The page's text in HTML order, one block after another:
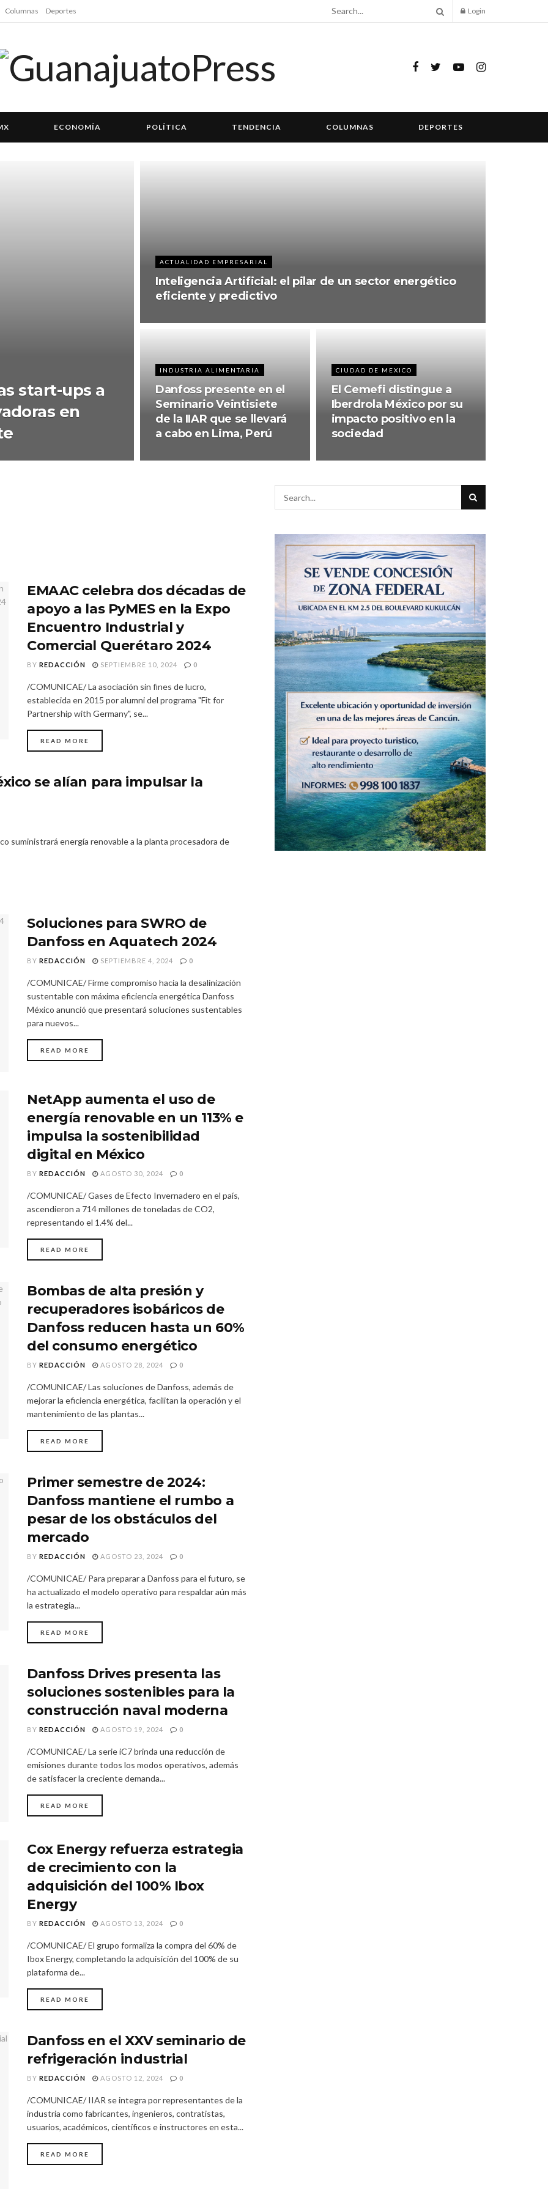
Columnas Deportes Login
ECONOMÍA POLÍTICA TENDENCIA COLUMNAS DEPORTES
start-ups a
en
ACTUALIDAD EMPRESARIAL
Inteligencia Artificial: el pilar de un sector energético
eficiente y predictivo
INDUSTRIA ALIMENTARIA
Danfoss presente en el
Seminario Veintisiete
de la IIAR que se llevará
a cabo en Lima, Perú
CIUDAD DE MEXICO
El Cemefi distingue a
Iberdrola México por su
impacto positivo en la
sociedad
EMAAC celebra dos décadas de
apoyo a las PyMES en la Expo
Encuentro Industrial y
Comercial Querétaro 2024
BY REDACCIÓN SEPTIEMBRE 10, 2024 0
/COMUNICAE/ La asociación sin fines de lucro,
establecida en 2015 por alumni del programa "Fit for
Partnership with Germany", se...
READ MORE
se alían para impulsar la
suministrará energía renovable a la planta procesadora de
Soluciones para SWRO de
Danfoss en Aquatech 2024
BY REDACCIÓN SEPTIEMBRE 4, 2024 0
/COMUNICAE/ Firme compromiso hacia la desalinización
sustentable con máxima eficiencia energética Danfoss
México anunció que presentará soluciones sustentables
para nuevos...
READ MORE
NetApp aumenta el uso de
energía renovable en un 113% e
impulsa la sostenibilidad
digital en México
BY REDACCIÓN AGOSTO 30, 2024 0
/COMUNICAE/ Gases de Efecto Invernadero en el país,
ascendieron a 714 millones de toneladas de CO2,
representando el 1.4% del...
READ MORE
Bombas de alta presión y
recuperadores isobáricos de
Danfoss reducen hasta un 60%
del consumo energético
BY REDACCIÓN AGOSTO 28, 2024 0
/COMUNICAE/ Las soluciones de Danfoss, además de
mejorar la eficiencia energética, facilitan la operación y el
mantenimiento de las plantas...
READ MORE
Primer semestre de 2024:
Danfoss mantiene el rumbo a
pesar de los obstáculos del
mercado
BY REDACCIÓN AGOSTO 23, 2024 0
/COMUNICAE/ Para preparar a Danfoss para el futuro, se
ha actualizado el modelo operativo para respaldar aún más
la estrategia...
READ MORE
Danfoss Drives presenta las
soluciones sostenibles para la
construcción naval moderna
BY REDACCIÓN AGOSTO 19, 2024 0
/COMUNICAE/ La serie iC7 brinda una reducción de
emisiones durante todos los modos operativos, además
de satisfacer la creciente demanda...
READ MORE
Cox Energy refuerza estrategia
de crecimiento con la
adquisición del 100% Ibox
Energy
BY REDACCIÓN AGOSTO 13, 2024 0
/COMUNICAE/ El grupo formaliza la compra del 60% de
Ibox Energy, completando la adquisición del 100% de su
plataforma de...
READ MORE
Danfoss en el XXV seminario de
refrigeración industrial
BY REDACCIÓN AGOSTO 12, 2024 0
/COMUNICAE/ IIAR se integra por representantes de la
industria como fabricantes, ingenieros, contratistas,
usuarios, académicos, científicos e instructores en esta...
READ MORE